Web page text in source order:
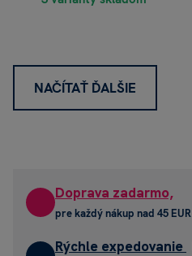
NAČÍTAŤ ĎALŠIE
Doprava zadarmo,
pre každý nákup nad 45 EUR
Rýchle expedovanie